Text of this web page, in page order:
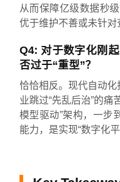
从而保障亿级数据秒
优于维护不善或未针对
Q4: 对于数字化刚
否过于“重型”？
恰恰相反。现代自动
业跳过“先乱后治”的痛
模型驱动”架构，一步
能力，是实现“数字化